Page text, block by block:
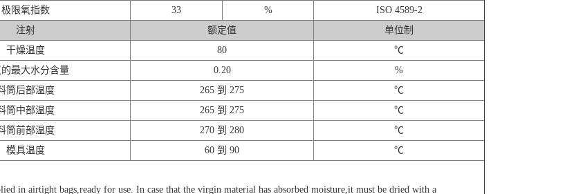
极限氧指数
33 %
ISO 4589-2
注射
额定值
单位制
干燥温度
80
℃
的最大水分含量
0.20
%
筒后部温度
265 到 275
℃
筒中部温度
265 到 275
℃
筒前部温度
270 到 280
℃
模具温度
60 到 90
℃
in airtight bags,ready for use. In case that the virgin material has absorbed moisture,it must be dried with a